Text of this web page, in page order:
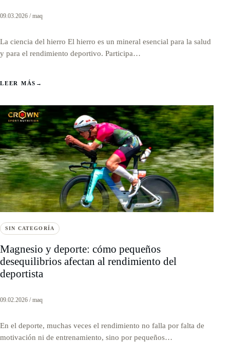
09.03.2026 / maq
La ciencia del hierro El hierro es un mineral esencial para la salud
y para el rendimiento deportivo. Participa…
LEER MÁS →
SIN CATEGORÍA
Magnesio y deporte: cómo pequeños
desequilibrios afectan al rendimiento del
deportista
09.02.2026 / maq
En el deporte, muchas veces el rendimiento no falla por falta de
motivación ni de entrenamiento, sino por pequeños…